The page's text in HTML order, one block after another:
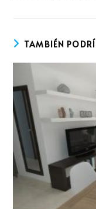
TAMBIÉN